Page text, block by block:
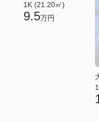
1K (21.20㎡)
9.5万円